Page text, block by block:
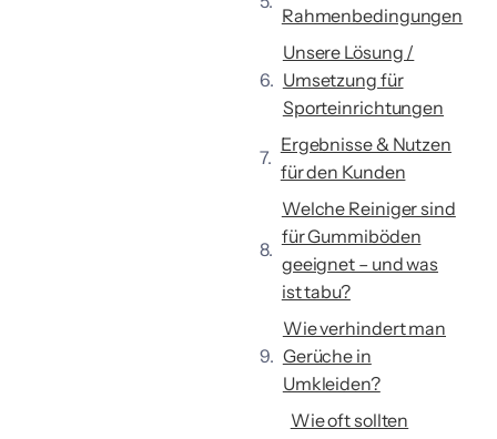
Rahmenbedingungen
Unsere Lösung /
Umsetzung für
Sporteinrichtungen
Ergebnisse & Nutzen
für den Kunden
Welche Reiniger sind
für Gummiböden
geeignet – und was
ist tabu?
Wie verhindert man
Gerüche in
Umkleiden?
Wie oft sollten